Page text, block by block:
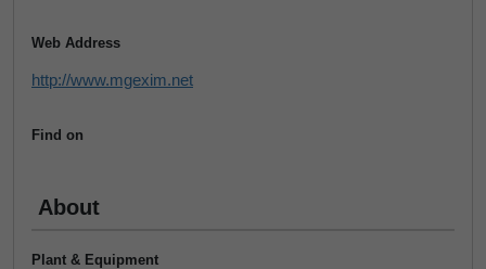
Web Address
http://www.mgexim.net
Find on
About
Plant & Equipment